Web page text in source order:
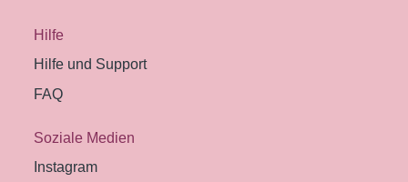
Hilfe
Hilfe und Support
FAQ
Soziale Medien
Instagram